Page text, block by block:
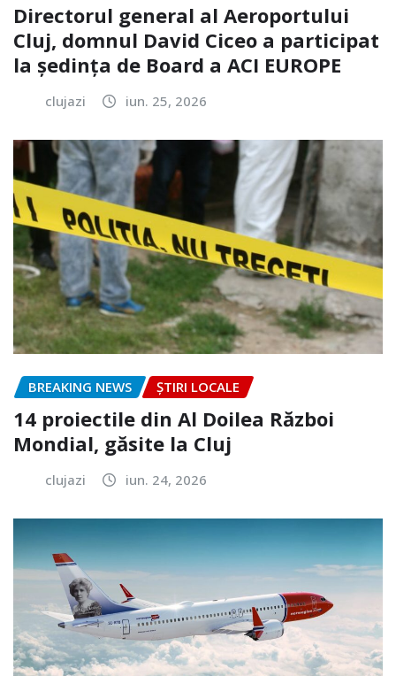
Directorul general al Aeroportului
Cluj, domnul David Ciceo a participat
la ședința de Board a ACI EUROPE
clujazi iun. 25, 2026
BREAKING NEWS ȘTIRI LOCALE
14 proiectile din Al Doilea Război
Mondial, găsite la Cluj
clujazi iun. 24, 2026